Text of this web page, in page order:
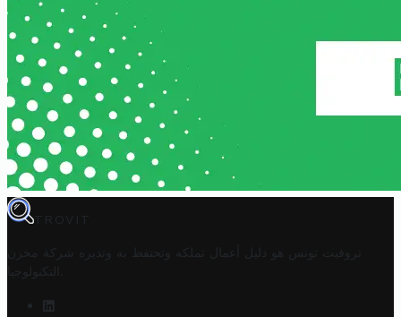
TROVIT
تروفيت تونس هو دليل أعمال تملكه وتحتفظ به وتديره
شركة مخزن
التكنولوجيا